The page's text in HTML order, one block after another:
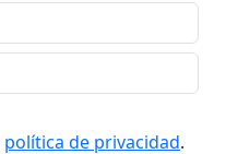
política de privacidad.